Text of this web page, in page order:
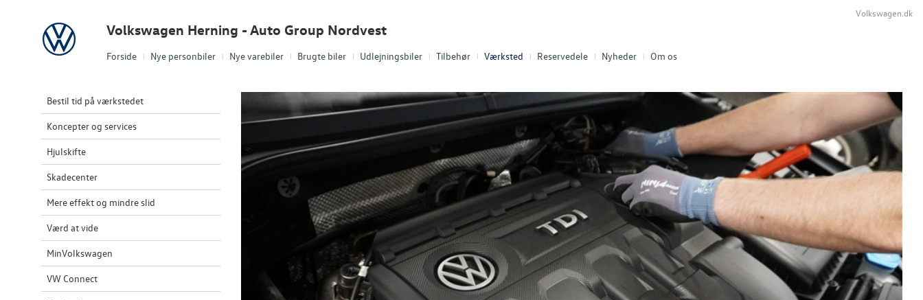
Forside Nye personbiler Nye varebiler Brugte biler Udlejningsbiler Tilbehør Værksted Reservedele Nyheder Om os
Volkswagen Volkswagen Herning - Auto Group Nordvest
Volkswagen.dk
Bestil tid på værkstedet
Koncepter og services
Hjulskifte
Skadecenter
Mere effekt og mindre slid
Værd at vide
MinVolkswagen
VW Connect